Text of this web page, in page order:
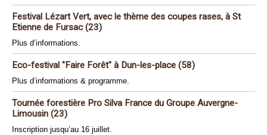
Festival Lézart Vert, avec le thème des coupes rases, à St
Etienne de Fursac (23)
Plus d’informations.
Eco-festival "Faire Forêt" à Dun-les-place (58)
Plus d’informations & programme.
Tournée forestière Pro Silva France du Groupe Auvergne-
Limousin (23)
Inscription jusqu’au 16 juillet.